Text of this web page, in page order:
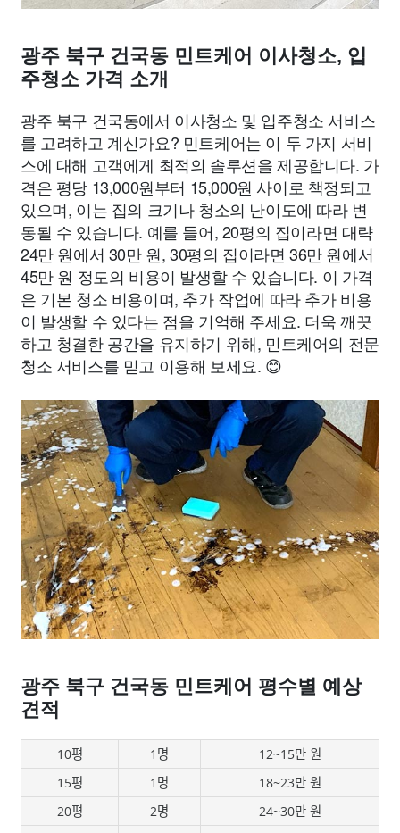
광주 북구 건국동 민트케어 이사청소, 입
주청소 가격 소개
광주 북구 건국동에서 이사청소 및 입주청소 서비스
를 고려하고 계신가요? 민트케어는 이 두 가지 서비
스에 대해 고객에게 최적의 솔루션을 제공합니다. 가
격은 평당 13,000원부터 15,000원 사이로 책정되고
있으며, 이는 집의 크기나 청소의 난이도에 따라 변
동될 수 있습니다. 예를 들어, 20평의 집이라면 대략
24만 원에서 30만 원, 30평의 집이라면 36만 원에서
45만 원 정도의 비용이 발생할 수 있습니다. 이 가격
은 기본 청소 비용이며, 추가 작업에 따라 추가 비용
이 발생할 수 있다는 점을 기억해 주세요. 더욱 깨끗
하고 청결한 공간을 유지하기 위해, 민트케어의 전문
청소 서비스를 믿고 이용해 보세요. 😊
광주 북구 건국동 민트케어 평수별 예상
견적
10평 1명
12~15만 원
15평
1명
18~23만 원
20평
2명
24~30만 원